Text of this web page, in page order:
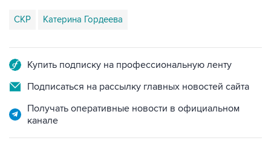
СКР Катерина Гордеева
Купить подписку на профессиональную ленту
Подписаться на рассылку главных новостей сайта
Получать оперативные новости в официальном
канале